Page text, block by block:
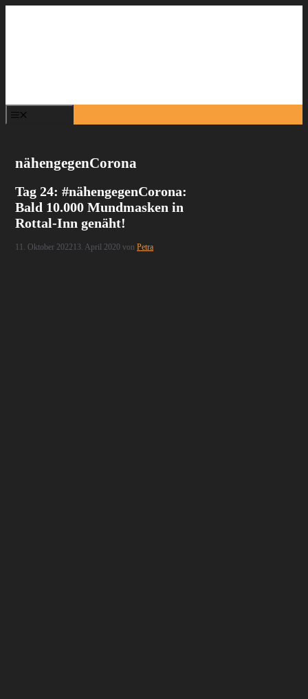
nähengegenCorona
Tag 24: #nähengegenCorona:
Bald 10.000 Mundmasken in
Rottal-Inn genäht!
11. Oktober 202213. April 2020 vonPetra